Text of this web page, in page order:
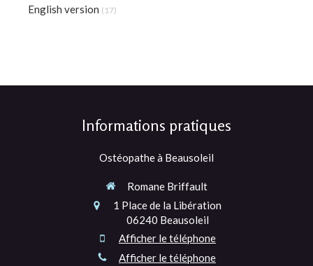
English version (17)
Informations pratiques
Ostéopathe à Beausoleil
Romane Briffault
1 Place de la Libération
06240 Beausoleil
Afficher le téléphone
Afficher le téléphone